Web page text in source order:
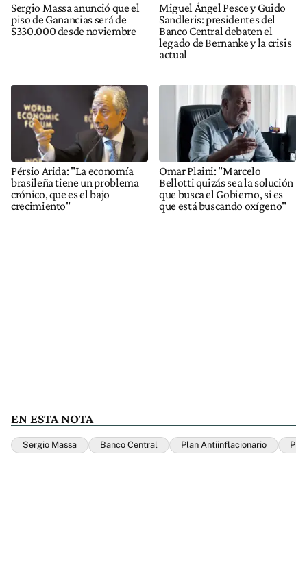
Sergio Massa anunció que el
piso de Ganancias será de
$330.000 desde noviembre
Miguel Ángel Pesce y Guido
Sandleris: presidentes del
Banco Central debaten el
legado de Bernanke y la crisis
actual
Pérsio Arida: "La economía
brasileña tiene un problema
crónico, que es el bajo
crecimiento"
Omar Plaini: "Marcelo
Bellotti quizás sea la solución
que busca el Gobierno, si es
que está buscando oxígeno"
EN ESTA NOTA
Sergio Massa Banco Central Plan Antiinflacionario